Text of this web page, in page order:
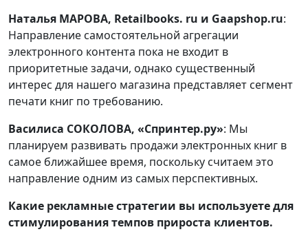
Наталья МАРОВА, Retailbooks. ru и Gaapshop.ru:
Направление самостоятельной агрегации
электронного контента пока не входит в
приоритетные задачи, однако существенный
интерес для нашего магазина представляет сегмент
печати книг по требованию.
Василиса СОКОЛОВА, «Спринтер.ру»: Мы
планируем развивать продажи электронных книг в
самое ближайшее время, поскольку считаем это
направление одним из самых перспективных.
Какие рекламные стратегии вы используете для
стимулирования темпов прироста клиентов.